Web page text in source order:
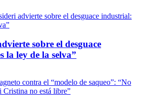
sobre el desguace
la ley de la selva”